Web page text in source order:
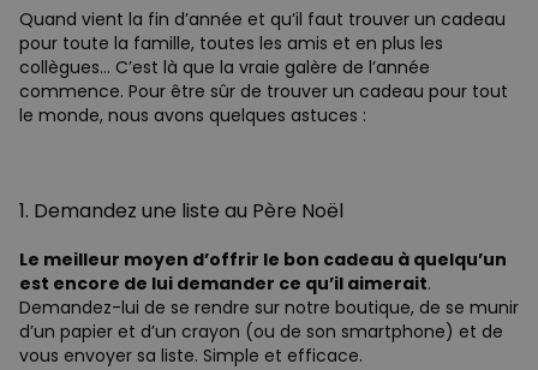
Quand vient la fin d’année et qu’il faut trouver un cadeau
pour toute la famille, toutes les amis et en plus les
collègues… C’est là que la vraie galère de l’année
commence. Pour être sûr de trouver un cadeau pour tout
le monde, nous avons quelques astuces :
1. Demandez une liste au Père Noël
Le meilleur moyen d’offrir le bon cadeau à quelqu’un
est encore de lui demander ce qu’il aimerait.
Demandez-lui de se rendre sur notre boutique, de se munir
d’un papier et d’un crayon (ou de son smartphone) et de
vous envoyer sa liste. Simple et efficace.